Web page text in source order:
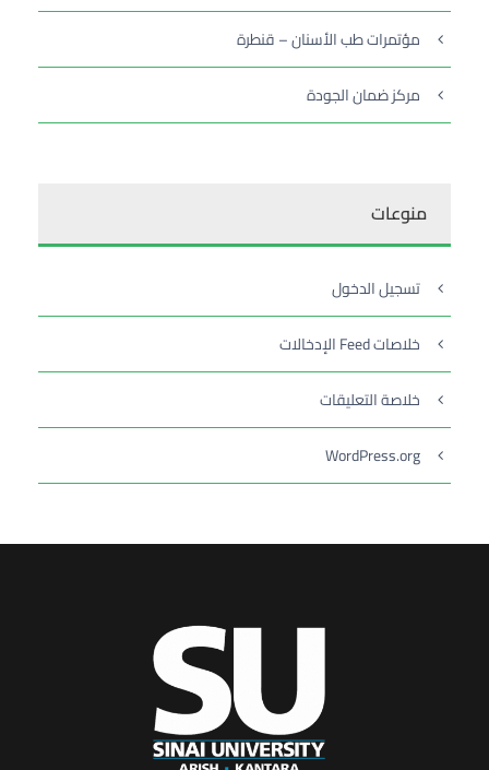
مؤتمرات طب الأسنان – قنطرة
مركز ضمان الجودة
منوعات
تسجيل الدخول
خلاصات Feed الإدخالات
خلاصة التعليقات
WordPress.org